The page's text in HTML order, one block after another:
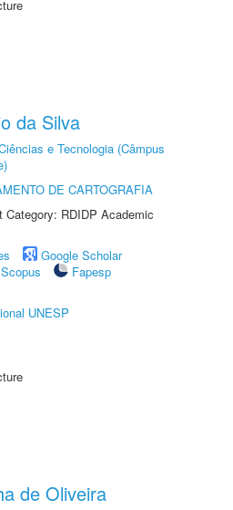
da Silva
e Tecnologia (Câmpus
DE CARTOGRAFIA
RDIDP Academic
Google Scholar
Scopus
Fapesp
UNESP
de Oliveira